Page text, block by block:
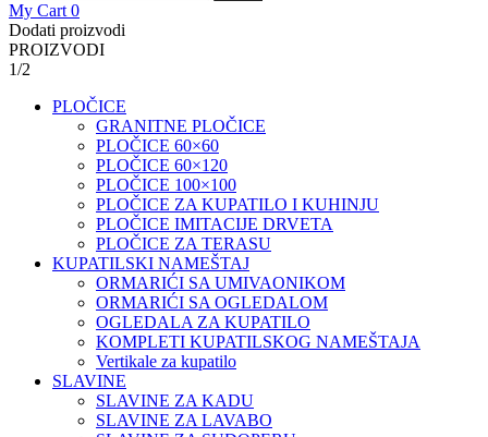
My Cart 0
Dodati proizvodi
PROIZVODI
1/2
PLOČICE
GRANITNE PLOČICE
PLOČICE 60×60
PLOČICE 60×120
PLOČICE 100×100
PLOČICE ZA KUPATILO I KUHINJU
PLOČICE IMITACIJE DRVETA
PLOČICE ZA TERASU
KUPATILSKI NAMEŠTAJ
ORMARIĆI SA UMIVAONIKOM
ORMARIĆI SA OGLEDALOM
OGLEDALA ZA KUPATILO
KOMPLETI KUPATILSKOG NAMEŠTAJA
Vertikale za kupatilo
SLAVINE
SLAVINE ZA KADU
SLAVINE ZA LAVABO